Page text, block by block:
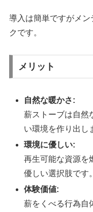
導入は簡単ですがメ
クです。
メリット
自然な暖かさ:
薪ストーブは自然
い環境を作り出し
環境に優しい:
再生可能な資源を
優しい選択肢です。
体験価値:
薪をくべる行為自